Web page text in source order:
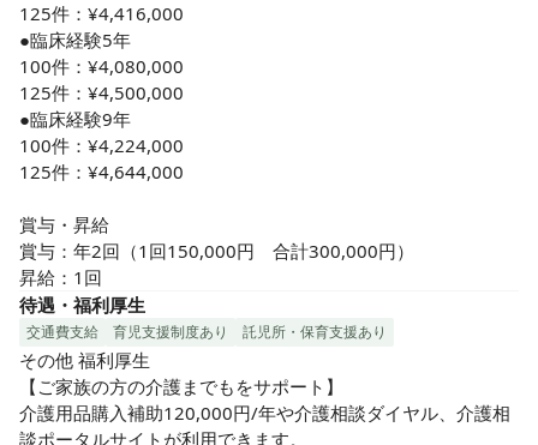
125件：¥4,416,000
●臨床経験5年
100件：¥4,080,000
125件：¥4,500,000
●臨床経験9年
100件：¥4,224,000
125件：¥4,644,000
賞与・昇給
賞与：年2回（1回150,000円　合計300,000円）
昇給：1回
待遇・福利厚生
交通費支給 育児支援制度あり 託児所・保育支援あり
その他 福利厚生
【ご家族の方の介護までもをサポート】
介護用品購入補助120,000円/年や介護相談ダイヤル、介護相
談ポータルサイトが利用できます。